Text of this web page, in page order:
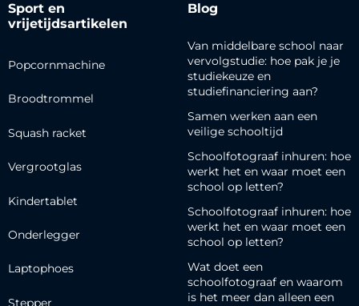
Sport en
vrijetijdsartikelen
Popcornmachine
Broodtrommel
Squash racket
Vergrootglas
Kindertablet
Onderlegger
Laptophoes
Stepper
Blog
Van middelbare school naar
vervolgstudie: hoe pak je je
studiekeuze en
studiefinanciering aan?
Samen werken aan een
veilige schooltijd
Schoolfotograaf inhuren: hoe
werkt het en waar moet een
school op letten?
Schoolfotograaf inhuren: hoe
werkt het en waar moet een
school op letten?
Wat doet een
schoolfotograaf en waarom
is het meer dan alleen een